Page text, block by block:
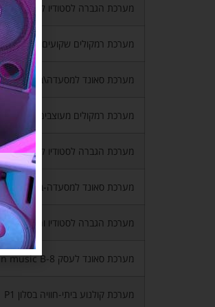
מערכת הגברה לסטודיו לריקודים- Powerful energy B3
מערכת רמקולים שקועים לבית-Happy home B4
מערכת סאונד למסעדה\בית קפה-Fun music B1
מערכת רמקולים מעוצבים לבית-Happy home B4 S
מערכת הגברה לסטודיו לריקודים- Powerful energy B1
מערכת סאונד למסעדה-בית קפה-Fun music B-8
מערכת הגברה לסטודיו וחדר כושר- Powerful energy B3
מערכת סאונד לעסק Fun music B-8 רמקולים שקועים
מערכת קולנוע ביתי-חוויה בסלון P1